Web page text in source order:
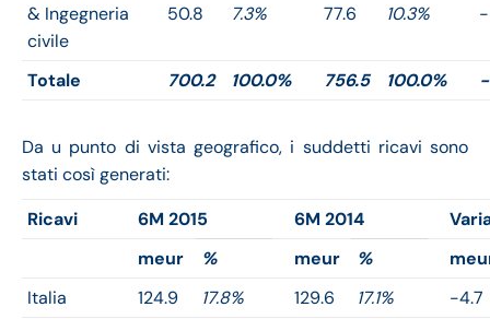
& Ingegneria
civile
50.8 7.3% 77.6 10.3%
Totale 700.2 100.0% 756.5 100.0%
Da u punto di vista geografico, i suddetti ricavi sono
stati così generati:
Ricavi
6M 2015 6M 2014
meur
% meur %
Italia
124.9 17.8% 129.6 17.1%
-4.7